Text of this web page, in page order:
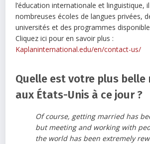
l’éducation internationale et linguistique,
nombreuses écoles de langues privées,
universités et des programmes
Cliquez ici pour en savoir plus :
Kaplaninternational.edu/en/contact-us/
Quelle est votre plus belle
aux États-Unis à ce jour ?
Of course, getting married has
but meeting and working with
the world has been extremely